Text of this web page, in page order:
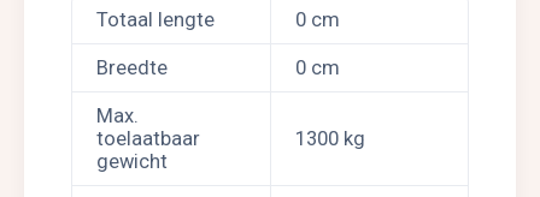
Totaal lengte 0 cm
Breedte 0 cm
Max.
toelaatbaar
gewicht
1300 kg